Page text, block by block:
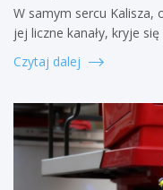
W samym sercu Kalisza,
jej liczne kanały, kryje
Czytaj dalej